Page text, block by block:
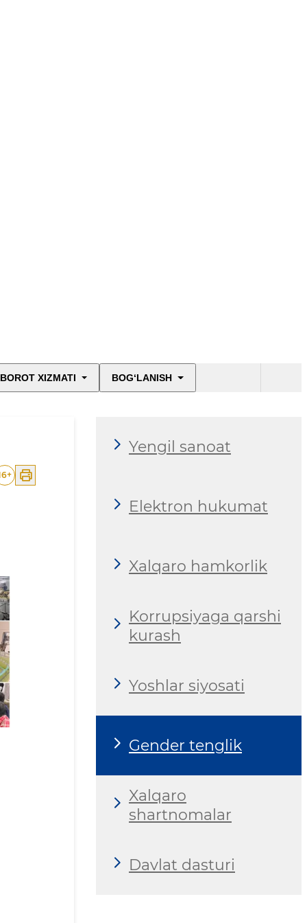
XIZMATI BOG‘LANISH
+
Yengil sanoat
Elektron hukumat
Xalqaro hamkorlik
Korrupsiyaga qarshi
kurash
Yoshlar siyosati
Gender tenglik
Xalqaro
shartnomalar
Davlat dasturi